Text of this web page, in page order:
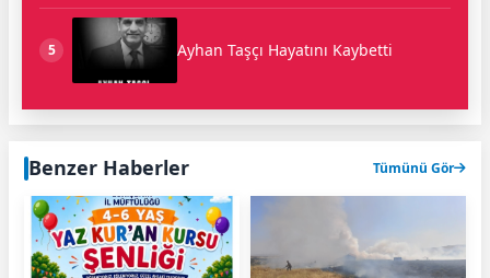
5 Ayhan Taşçı Hayatını Kaybetti
Benzer Haberler Tümünü Gör